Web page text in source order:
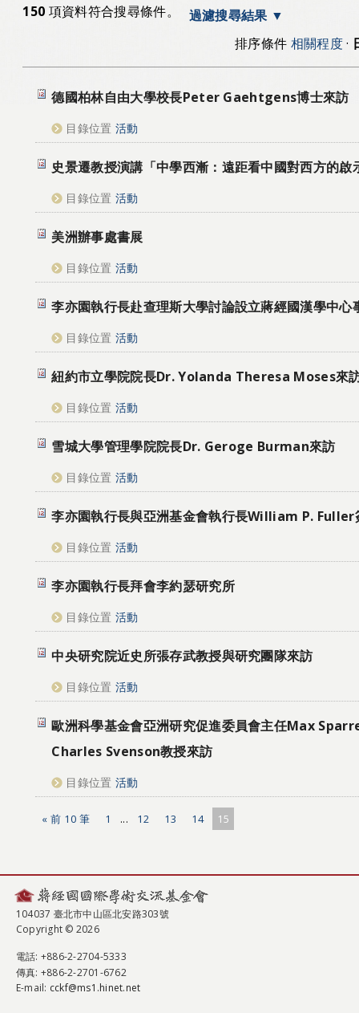
150 項資料符合搜尋條件。
過濾搜尋結果
排序條件 相關程度·
德國柏林自由大學校長Peter Gaehtgens博士來訪
目錄位置 活動
史景遷教授演講「中學西漸：遠距看中國對西方的啟
目錄位置 活動
美洲辦事處書展
目錄位置 活動
李亦園執行長赴查理斯大學討論設立蔣經國漢學中心
目錄位置 活動
紐約市立學院院長Dr. Yolanda Theresa Moses來
目錄位置 活動
雪城大學管理學院院長Dr. Geroge Burman來訪
目錄位置 活動
李亦園執行長與亞洲基金會執行長William P. Fuller
目錄位置 活動
李亦園執行長拜會李約瑟研究所
目錄位置 活動
中央研究院近史所張存武教授與研究團隊來訪
目錄位置 活動
歐洲科學基金會亞洲研究促進委員會主任Max
Charles Svenson教授來訪
目錄位置 活動
« 前 10 筆 1 ... 12 13 14 15
104037 臺北市中山區北安路303號
Copyright © 2026
電話: +886-2-2704-5333
傳真: +886-2-2701-6762
E-mail: cckf@ms1.hinet.net